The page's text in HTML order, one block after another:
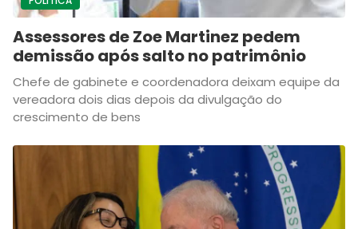
Assessores de Zoe Martinez pedem
demissão após salto no patrimônio
Chefe de gabinete e coordenadora deixam equipe da
vereadora dois dias depois da divulgação do
crescimento de bens